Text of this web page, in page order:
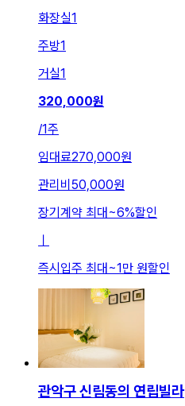
화장실1
주방1
거실1
320,000원
/1주
임대료270,000원
관리비 50,000원
장기계약 최대~6%할인
ㅣ
즉시입주 최대~1만 원할인
관악구 신림동의 연립빌라